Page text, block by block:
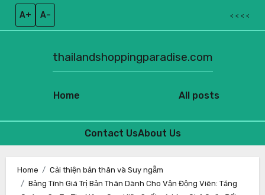
A+ A– < < < <
Home
thailandshoppingparadise.com
All posts
Contact UsAbout Us
content
Home
Cải thiện bản thân và Suy ngẫm
Bảng Tính Giá Trị Bản Thân Dành Cho Vận Động Viên: Tăng